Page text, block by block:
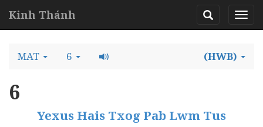
Kinh Thánh
MAT 6 (HWB)
6
Yexus Hais Txog Pab Lwm Tus